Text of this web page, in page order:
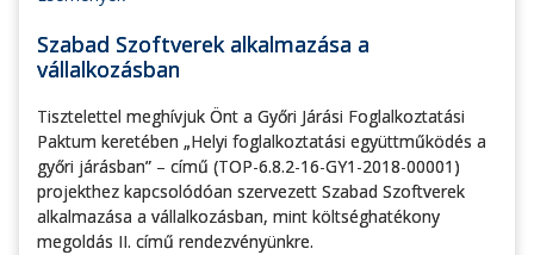
Szabad Szoftverek alkalmazása a
vállalkozásban
Tisztelettel meghívjuk Önt a Győri Járási Foglalkoztatási
Paktum keretében „Helyi foglalkoztatási együttműködés a
győri járásban” – című (TOP-6.8.2-16-GY1-2018-00001)
projekthez kapcsolódóan szervezett Szabad Szoftverek
alkalmazása a vállalkozásban, mint költséghatékony
megoldás II. című rendezvényünkre.